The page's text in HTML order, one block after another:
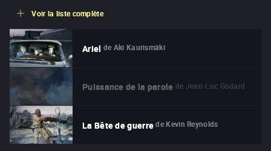
Voir la liste complète
Ariel de Aki Kaurismäki
Puissance de la parole de Jean-Luc Godard
La Bête de guerre de Kevin Reynolds